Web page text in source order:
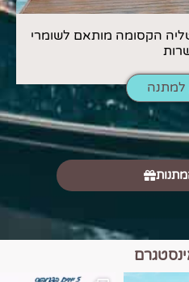
הקסומה מותאם לשומרי
למתנה